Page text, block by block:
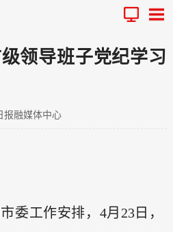
领导班子党纪学习
报融媒体中心
委工作安排，4月23日，